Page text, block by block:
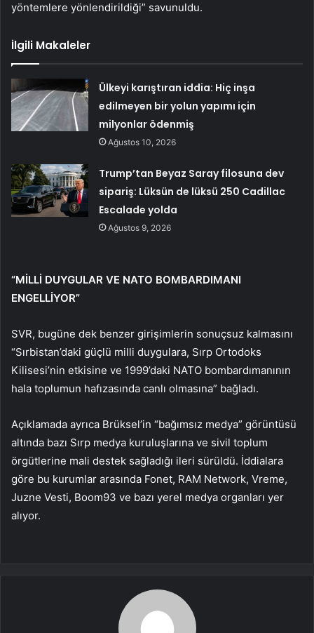
yöntemlere yönlendirildiği” savunuldu.
İlgili Makaleler
Ülkeyi karıştıran iddia: Hiç inşa
edilmeyen bir yolun yapımı için
milyonlar ödenmiş
Ağustos 10, 2026
Trump’tan Beyaz Saray filosuna dev
sipariş: Lüksün de lüksü 250 Cadillac
Escalade yolda
Ağustos 9, 2026
“MİLLİ DUYGULAR VE NATO BOMBARDIMANI
ENGELLİYOR”
SVR, bugüne dek benzer girişimlerin sonuçsuz kalmasını
“Sırbistan’daki güçlü milli duygulara, Sırp Ortodoks
Kilisesi’nin etkisine ve 1999’daki NATO bombardımanının
hala toplumun hafızasında canlı olmasına” bağladı.
Açıklamada ayrıca Brüksel’in “bağımsız medya” görüntüsü
altında bazı Sırp medya kuruluşlarına ve sivil toplum
örgütlerine mali destek sağladığı ileri sürüldü. İddialara
göre bu kurumlar arasında Fonet, RAM Network, Vreme,
Juzne Vesti, Boom93 ve bazı yerel medya organları yer
alıyor.